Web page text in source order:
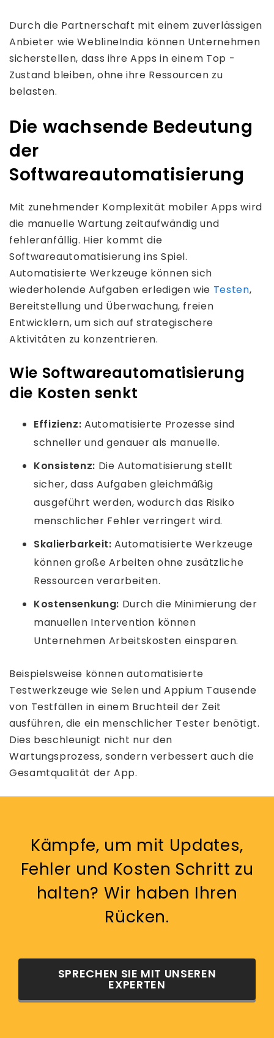
Durch die Partnerschaft mit einem zuverlässigen
Anbieter wie WeblineIndia können Unternehmen
sicherstellen, dass ihre Apps in einem Top -
Zustand bleiben, ohne ihre Ressourcen zu
belasten.
Die wachsende Bedeutung
der
Softwareautomatisierung
Mit zunehmender Komplexität mobiler Apps wird
die manuelle Wartung zeitaufwändig und
fehleranfällig. Hier kommt die
Softwareautomatisierung ins Spiel.
Automatisierte Werkzeuge können sich
wiederholende Aufgaben erledigen wie Testen,
Bereitstellung und Überwachung, freien
Entwicklern, um sich auf strategischere
Aktivitäten zu konzentrieren.
Wie Softwareautomatisierung
die Kosten senkt
Effizienz:Automatisierte Prozesse sind
schneller und genauer als manuelle.
Konsistenz: Die Automatisierung stellt
sicher, dass Aufgaben gleichmäßig
ausgeführt werden, wodurch das Risiko
menschlicher Fehler verringert wird.
Skalierbarkeit:Automatisierte Werkzeuge
können große Arbeiten ohne zusätzliche
Ressourcen verarbeiten.
Kostensenkung: Durch die Minimierung der
manuellen Intervention können
Unternehmen Arbeitskosten einsparen.
Beispielsweise können automatisierte
Testwerkzeuge wie Selen und Appium Tausende
von Testfällen in einem Bruchteil der Zeit
ausführen, die ein menschlicher Tester benötigt.
Dies beschleunigt nicht nur den
Wartungsprozess, sondern verbessert auch die
Gesamtqualität der App.
Kämpfe, um mit Updates,
Fehler und Kosten Schritt zu
halten? Wir haben Ihren
Rücken.
SPRECHEN SIE MIT UNSEREN
EXPERTEN